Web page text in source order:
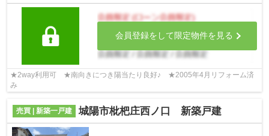
会員登録をして限定物件を見る
★2way利用可 ★南向きにつき陽当たり良好♪ ★2005年4月リフォーム済
み
売買 | 新築一戸建 城陽市枇杷庄西ノ口 新築戸建